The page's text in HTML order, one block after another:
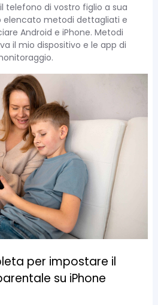
telefono di vostro figlio a sua
elencato metodi dettagliati e
Android e iPhone. Metodi
il mio dispositivo e le app di
per impostare il
su iPhone